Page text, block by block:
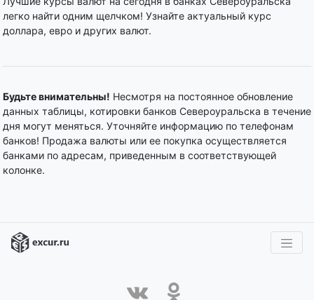
легко найти одним щелчком! Узнайте актуальный курс
доллара, евро и других валют.
Будьте внимательны! Несмотря на постоянное обновление
данных таблицы, котировки банков Североуральска в течение
дня могут меняться. Уточняйте информацию по телефонам
банков! Продажа валюты или ее покупка осуществляется
банками по адресам, приведенным в соответствующей
колонке.